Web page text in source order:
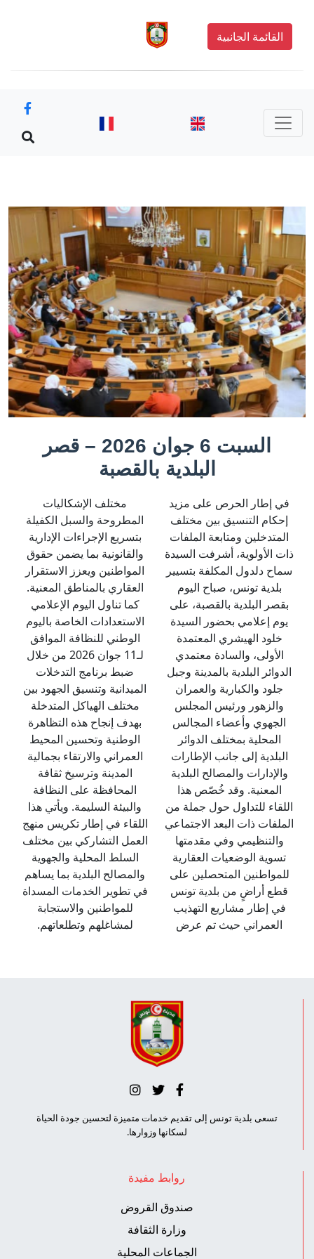
القائمة الجانبية
Suivant
السبت 6 جوان 2026 – قصر
البلدية بالقصبة
في إطار الحرص على مزيد
إحكام التنسيق بين مختلف
المتدخلين ومتابعة الملفات
ذات الأولوية، أشرفت السيدة
سماح دلدول المكلفة بتسيير
بلدية تونس، صباح اليوم
بقصر البلدية بالقصبة، على
يوم إعلامي بحضور السيدة
خلود الهيشري المعتمدة
الأولى، والسادة معتمدي
الدوائر البلدية بالمدينة وجبل
جلود والكبارية والعمران
والزهور ورئيس المجلس
الجهوي وأعضاء المجالس
المحلية بمختلف الدوائر
البلدية إلى جانب الإطارات
والإدارات والمصالح البلدية
المعنية. وقد خُصّص هذا
اللقاء للتداول حول جملة من
الملفات ذات البعد الاجتماعي
والتنظيمي وفي مقدمتها
تسوية الوضعيات العقارية
للمواطنين المتحصلين على
قطع أراضٍ من بلدية تونس
في إطار مشاريع التهذيب
العمراني حيث تم عرض
مختلف الإشكاليات
المطروحة والسبل الكفيلة
بتسريع الإجراءات الإدارية
والقانونية بما يضمن حقوق
المواطنين ويعزز الاستقرار
العقاري بالمناطق المعنية.
كما تناول اليوم الإعلامي
الاستعدادات الخاصة باليوم
الوطني للنظافة الموافق
لـ11 جوان 2026 من خلال
ضبط برنامج التدخلات
الميدانية وتنسيق الجهود بين
مختلف الهياكل المتدخلة
بهدف إنجاح هذه التظاهرة
الوطنية وتحسين المحيط
العمراني والارتقاء بجمالية
المدينة وترسيخ ثقافة
المحافظة على النظافة
والبيئة السليمة. ويأتي هذا
اللقاء في إطار تكريس منهج
العمل التشاركي بين مختلف
السلط المحلية والجهوية
والمصالح البلدية بما يساهم
في تطوير الخدمات المسداة
للمواطنين والاستجابة
لمشاغلهم وتطلعاتهم.
تسعى بلدية تونس إلى تقديم خدمات متميزة لتحسين جودة الحياة
لسكانها وزوارها.
روابط مفيدة
صندوق القروض
وزارة الثقافة
الجماعات المحلية